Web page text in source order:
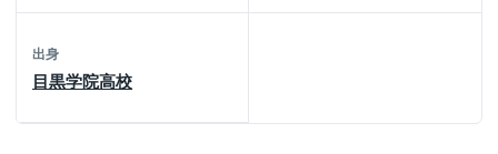
出身
目黒学院高校